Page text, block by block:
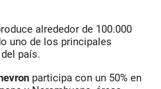
alrededor de 100.000
uno de los principales
país.
participa con un 50% en